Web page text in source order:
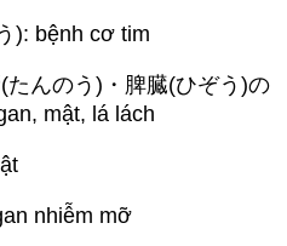
): bệnh cơ tim
んのう)・脾臓(ひぞう)の
mật, lá lách
nhiễm mỡ